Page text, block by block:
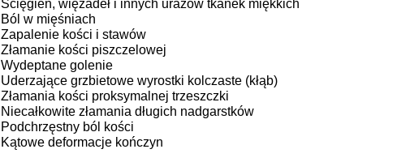
Ścięgien, więzadeł i innych urazów tkanek miękkich
Ból w mięśniach
Zapalenie kości i stawów
Złamanie kości piszczelowej
Wydeptane golenie
Uderzające grzbietowe wyrostki kolczaste (kłąb)
Złamania kości proksymalnej trzeszczki
Niecałkowite złamania długich nadgarstków
Podchrzęstny ból kości
Kątowe deformacje kończyn